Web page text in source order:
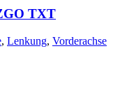
TXT
, Lenkung, Vorderachse